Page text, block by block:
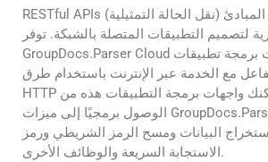
RESTful APIs (نقل الحالة التمثيلية) هي مجموعة من المبادئ
لتصميم التطبيقات المتصلة بالشبكة. توفر
GroupDocs.Parser Cloud واجهات برمجة تطبيقات RESTful
مع الخدمة عبر الإنترنت باستخدام طرق
HTTP القياسية. تمكنك واجهات برمجة التطبيقات هذه من
الوصول برمجيًا إلى ميزات GroupDocs.Parser Cloud لتحليل
البيانات ومسح الرمز الشريطي ورمز
الاستجابة السريعة والوظائف الأخرى.